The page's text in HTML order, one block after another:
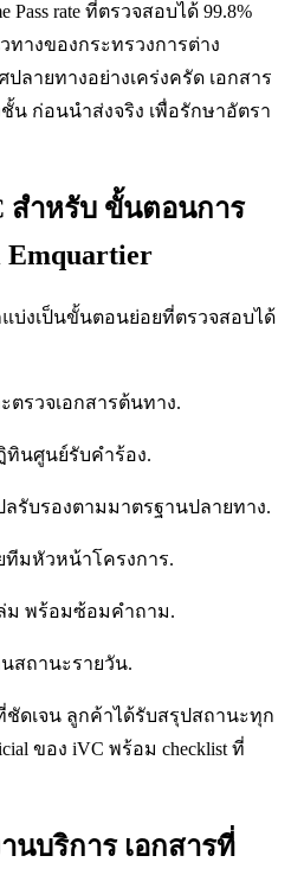
rate ที่ตรวจสอบได้ 99.8%
างของกระทรวงการต่าง
ลายทางอย่างเคร่งครัด เอกสาร
น ก่อนนำส่งจริง เพื่อรักษาอัตรา
สำหรับ ขั้นตอนการ
แบ่งเป็นขั้นตอนย่อยที่ตรวจสอบได้
รวจเอกสารต้นทาง.
นศูนย์รับคำร้อง.
ลรับรองตามมาตรฐานปลายทาง.
ทีมหัวหน้าโครงการ.
ม พร้อมซ้อมคำถาม.
สถานะรายวัน.
ดเจน ลูกค้าได้รับสรุปสถานะทุก
ของ iVC พร้อม checklist ที่
บริการ เอกสารที่